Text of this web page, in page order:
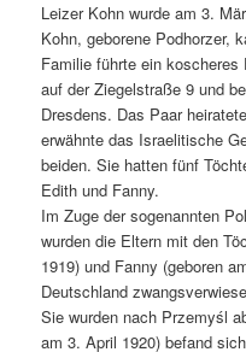
Leizer Kohn wurde am 3.
Kohn, geborene Podhorzer,
Familie führte ein
auf der Ziegelstraße 9 und
Dresdens. Das Paar
erwähnte das Israelitische
beiden. Sie hatten fünf
Edith und Fanny.
Im Zuge der sogenannten
wurden die Eltern mit den
1919) und Fanny (geboren
Deutschland
Sie wurden nach Przemyśl
am 3. April 1920) befand